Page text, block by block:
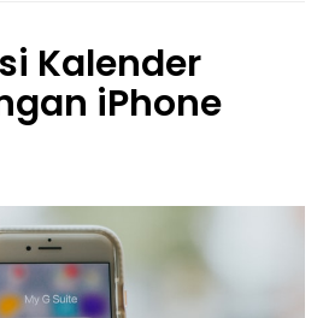
Kalender
iPhone